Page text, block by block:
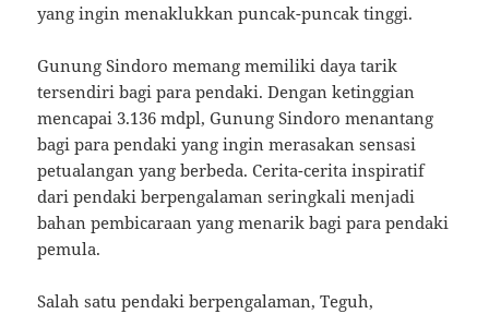
yang ingin menaklukkan puncak-puncak tinggi.
Gunung Sindoro memang memiliki daya tarik
tersendiri bagi para pendaki. Dengan ketinggian
mencapai 3.136 mdpl, Gunung Sindoro menantang
bagi para pendaki yang ingin merasakan sensasi
petualangan yang berbeda. Cerita-cerita inspiratif
dari pendaki berpengalaman seringkali menjadi
bahan pembicaraan yang menarik bagi para pendaki
pemula.
Salah satu pendaki berpengalaman, Teguh,